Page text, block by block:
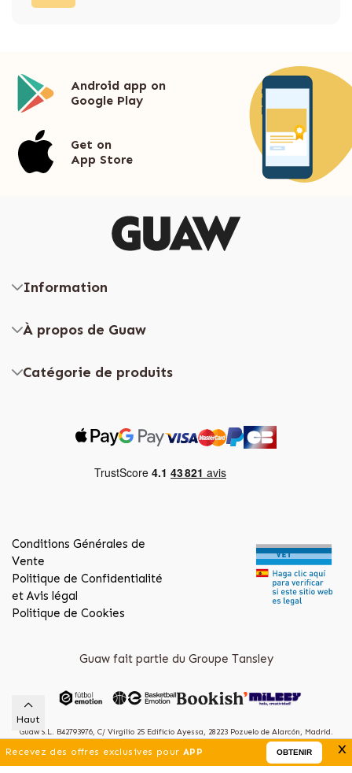
Recevez des offres exclusives pourAPP OBTENIR x
Android app on
Google Play
Get on
App Store
Information
À propos de Guaw
Catégorie de produits
Conditions Générales de
Vente
Politique de Confidentialité
et Avis légal
Politique de Cookies
Guaw fait partie du Groupe Tansley
Guaw S.L. B42793976, C/ Virgilio 25 Edificio Ayessa, 28223 Pozuelo de Alarcón, Madrid.
Haut